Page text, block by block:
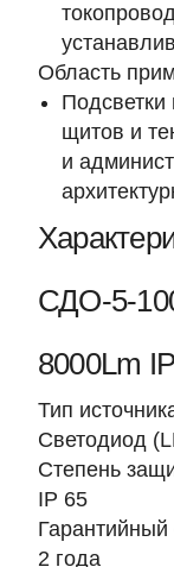
Область
Подсветки
щитов и
и
СДО-5-
8000Lm
Тип
Светодиод
Степень
IP 65
Гарантийный
2 года